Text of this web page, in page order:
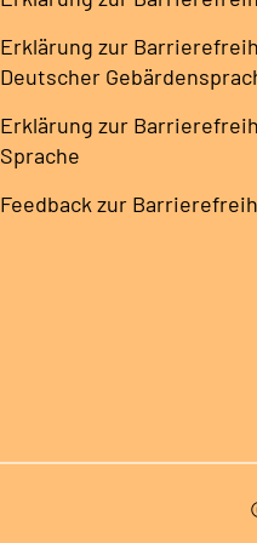
Erklärung zur
Deutscher
Erklärung zur
Sprache
Feedback zur